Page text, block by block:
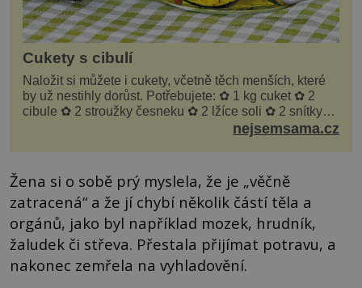
Cukety s cibulí
Naložit si můžete i cukety, včetně těch menších, které
by už nestihly dorůst. Potřebujete: ✿ 1 kg cuket ✿ 2
cibule ✿ 2 stroužky česneku ✿ 2 lžíce soli ✿ 2 snítky
kopru ✿ hrst petrželky Nálev: ✿ 400 m...nejsemsama.cz
Žena si o sobě prý myslela, že je „věčně
zatracená“ a že jí chybí několik částí těla a
orgánů, jako byl například mozek, hrudník,
žaludek či střeva. Přestala přijímat potravu, a
nakonec zemřela na vyhladovění.